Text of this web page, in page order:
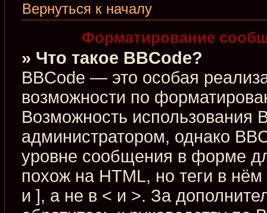
Вернуться к началу
Форматирование
» Что такое BBCode?
BBCode — это особая
возможности по
Возможность использования
администратором, однако
уровне сообщения в форме
похож на HTML, но теги в
и ], а не в < и >. За